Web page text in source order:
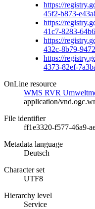
https://
45f2-b873-
https://
41c7-8283-
https://
432c-8b79-
https://
4373-82ef-
OnLine resource
WMS RVR
application/
File identifier
ff1e3320-f577-46a9-
Metadata language
Deutsch
Character set
UTF8
Hierarchy level
Service